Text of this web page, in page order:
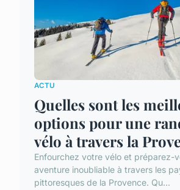
ACTU
Quelles sont les
options pour une
vélo à travers la
Enfourchez votre vélo et préparez-
aventure inoubliable à travers les
pittoresques de la Provence. Qu...